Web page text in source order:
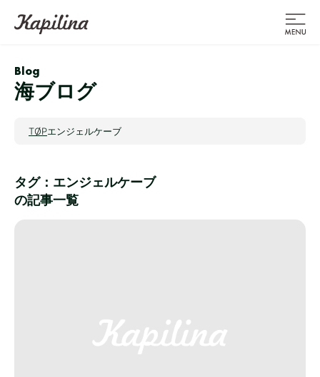
Blog
海ブログ
TOPエンジェルケーブ
タグ：エンジェルケーブ
の記事一覧